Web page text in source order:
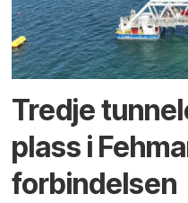
Tredje
plass i
forbindelsen